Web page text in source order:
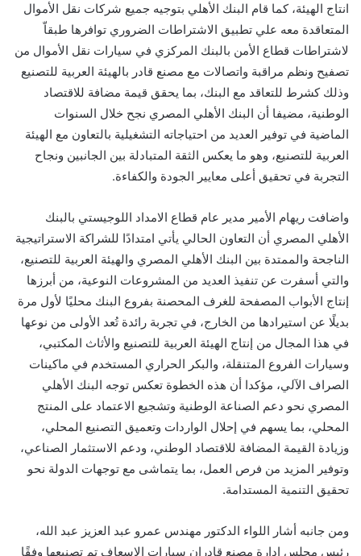
انتاج الهيئة،كما قام البنك الأهلي بتوجيه جميع شركات نقل الأموال
المتعاقدة معه علي تطبيق الاشتراطات الضروري توافرها طبقاّ
لاشتراطات قطاع الأمن بالبنك المركزي في سيارات نقل الأموال من
تصفيح ونظم مراقبة واتصالات مع مصنع قادر بالهيئة العربية للتصنيع
وذلك كشرط للتعاقد مع البنك، بما يحقق قيمة مضافة للاقتصاد
الوطنية، مضيفا أن البنك الأهلي المصري نجح خلال السنوات
الماضية في توفير العديد من احتياجاته التشغيلية بالتعاون مع الهيئة
العربية للتصنيع، وهو ما يعكس الثقة المتبادلة بين الجانبين ونجاح
التجربة في تحقيق أعلى معايير الجودة والكفاءة.
واضافت ريهام الأمير مدير عام قطاع الامداد اللوجيستي بالبنك
الأهلي المصري أن التعاون الحالي يأتي امتدادًا للشراكة الاستراتيجية
الناجحة والممتدة بين البنك الأهلي المصري والهيئة العربية للتصنيع،
والتي أسفرت عن تنفيذ العديد من المشروعات النوعية، من أبرزها
إنتاج الأبواب المصفحة للغرف المحصنة بفروع البنك محليًا لأول مرة
بديلًا عن استيرادها من الخارج، في تجربة رائدة تُعد الأولى من نوعها
في هذا المجال من إنتاج الهيئة العربية للتصنيع والأثاث المكتبي،
وسيارات الفروع المتنقلة، والبكر الحراري المستخدم في ماكينات
الصراف الآلي، مؤكدا أن هذه الخطوة تعكس توجه البنك الأهلي
المصري نحو دعم الصناعة الوطنية وتشجيع الاعتماد على المنتج
المحلي، بما يسهم في إحلال الواردات وتعميق التصنيع المحلي،
وزيادة القيمة المضافة للاقتصاد الوطني، ودعم الاستثمار الصناعي،
وتوفير المزيد من فرص العمل، بما يتماشى مع توجهات الدولة نحو
تحقيق التنمية المستدامة.
ومن جانبه أشار اللواء الدكتور مهندس عمرو عبد العزيز عبد الله،
رئيس مجلس إدارة مصنع قادران سيارات الإسعاف تم تصنيعها وفقًا